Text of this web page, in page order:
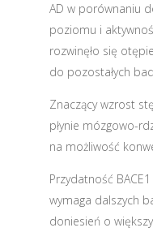
AD w porównaniu
poziomu i
rozwinęło się
do pozostałych
Znaczący wzrost
płynie mózgowo-
na możliwość
Przydatność
wymaga dalszych
doniesień o